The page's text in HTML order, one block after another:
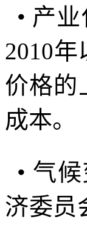
• 产
2010年
价格的
成本。
• 气
济委员